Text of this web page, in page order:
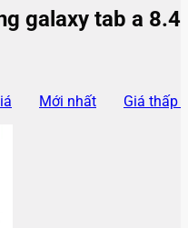
galaxy tab a 8.4
Mới nhất Giá thấp